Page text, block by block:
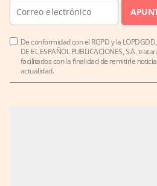
De conformidad con el RGPD y la
DE EL ESPAÑOL PUBLICACIONES, S.A.
facilitados con la finalidad de remitirle
actualidad.